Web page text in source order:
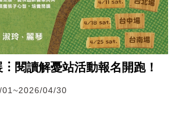
閱讀解憂站活動報名開跑！
04/30